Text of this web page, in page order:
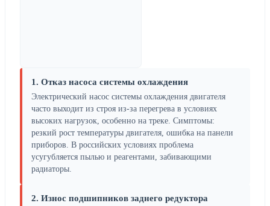
1. Отказ насоса системы охлаждения
Электрический насос системы охлаждения двигателя
часто выходит из строя из-за перегрева в условиях
высоких нагрузок, особенно на треке. Симптомы:
резкий рост температуры двигателя, ошибка на панели
приборов. В российских условиях проблема
усугубляется пылью и реагентами, забивающими
радиаторы.
2. Износ подшипников заднего редуктора